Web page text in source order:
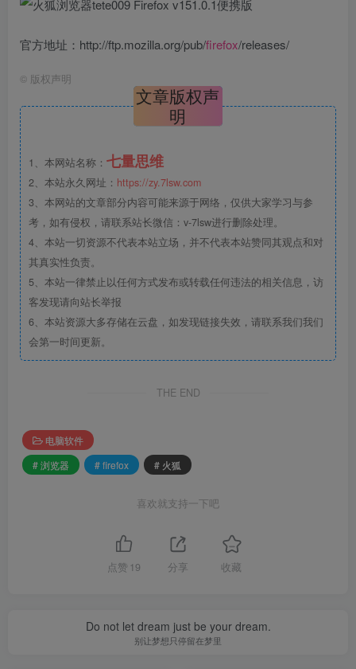
官方地址：http://ftp.mozilla.org/pub/firefox/releases/
© 版权声明
文章版权声
明
1、本网站名称： 七量思维
2、本站永久网址： https://zy.7lsw.com
3、本网站的文章部分内容可能来源于网络，仅供大家学习与参
考，如有侵权，请联系站长微信：v-7lsw进行删除处理。
4、本站一切资源不代表本站立场，并不代表本站赞同其观点和对
其真实性负责。
5、本站一律禁止以任何方式发布或转载任何违法的相关信息，访
客发现请向站长举报
6、本站资源大多存储在云盘，如发现链接失效，请联系我们我们
会第一时间更新。
THE END
电脑软件
# 浏览器
# firefox # 火狐
喜欢就支持一下吧
点赞 19 分享 收藏
Do not let dream just be your dream.
别让梦想只停留在梦里